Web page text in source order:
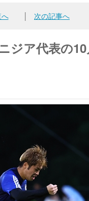
次の記事へ
ジア代表の